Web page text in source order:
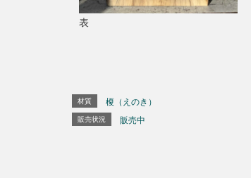
表
材質 榎（えのき）
販売状況 販売中